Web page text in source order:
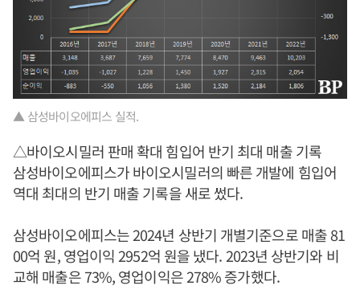
▲ 삼성바이오에피스 실적.
△바이오시밀러 판매 확대 힘입어 반기 최대 매출 기록
삼성바이오에피스가 바이오시밀러의 빠른 개발에 힘입어
역대 최대의 반기 매출 기록을 새로 썼다.
삼성바이오에피스는 2024년 상반기 개별기준으로 매출 81
00억 원, 영업이익 2952억 원을 냈다. 2023년 상반기와 비
교해 매출은 73%, 영업이익은 278% 증가했다.